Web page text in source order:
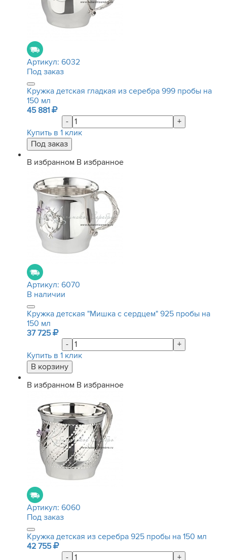
Артикул: 6032
Под заказ
Кружка детская гладкая из серебра 999 пробы на
150 мл
45 881
-
+
Купить в 1 клик
В избранном В избранное
Артикул: 6070
В наличии
Кружка детская "Мишка с сердцем" 925 пробы на
150 мл
37 725
-
+
Купить в 1 клик
В избранном В избранное
Артикул: 6060
Под заказ
Кружка детская из серебра 925 пробы на 150 мл
42 755
-
+